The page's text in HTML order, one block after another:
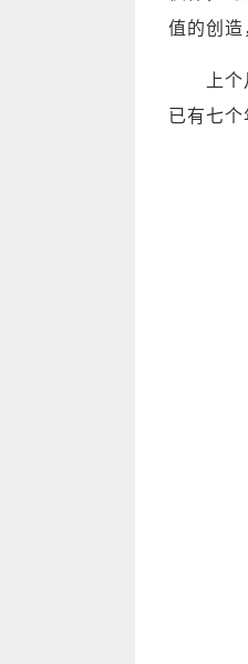
值的创造
上个月
已有七